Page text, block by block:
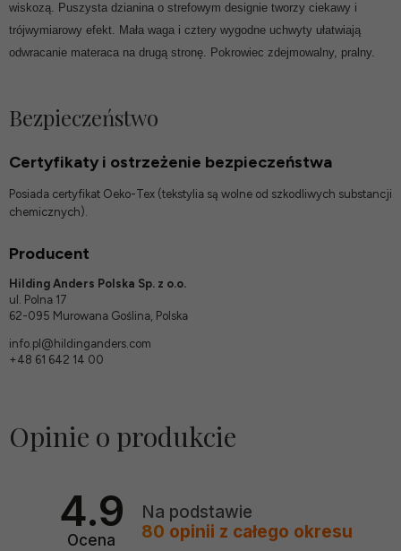
wiskozą. Puszysta dzianina o strefowym designie tworzy ciekawy i
trójwymiarowy efekt. Mała waga i cztery wygodne uchwyty ułatwiają
odwracanie materaca na drugą stronę. Pokrowiec zdejmowalny, pralny.
Bezpieczeństwo
Certyfikaty i ostrzeżenie bezpieczeństwa
Posiada certyfikat Oeko-Tex (tekstylia są wolne od szkodliwych substancji
chemicznych).
Producent
Hilding Anders Polska Sp. z o.o.
ul. Polna 17
62-095 Murowana Goślina, Polska
info.pl@hildinganders.com
+48 61 642 14 00
Opinie o produkcie
4.9
Ocena
Na podstawie
80 opinii z całego okresu